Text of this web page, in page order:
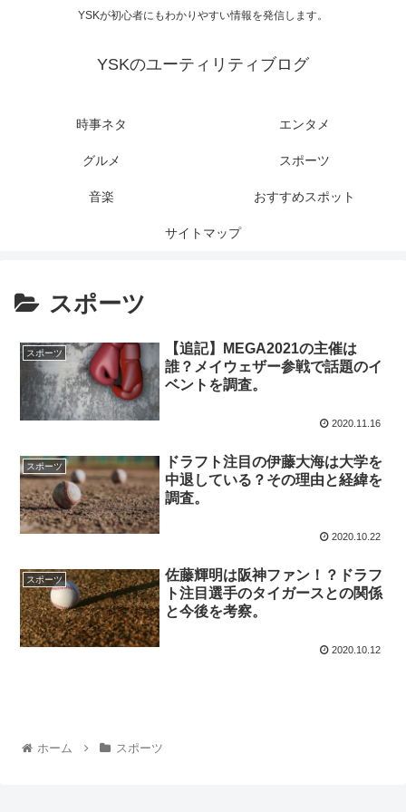
YSKが初心者にもわかりやすい情報を発信します。
YSKのユーティリティブログ
時事ネタ エンタメ
グルメ スポーツ
音楽 おすすめスポット
サイトマップ
スポーツ
スポーツ
【追記】MEGA2021の主催は
誰？メイウェザー参戦で話題のイ
ベントを調査。
2020.11.16
スポーツ
ドラフト注目の伊藤大海は大学を
中退している？その理由と経緯を
調査。
2020.10.22
スポーツ
佐藤輝明は阪神ファン！？ドラフ
ト注目選手のタイガースとの関係
と今後を考察。
2020.10.12
ホーム スポーツ